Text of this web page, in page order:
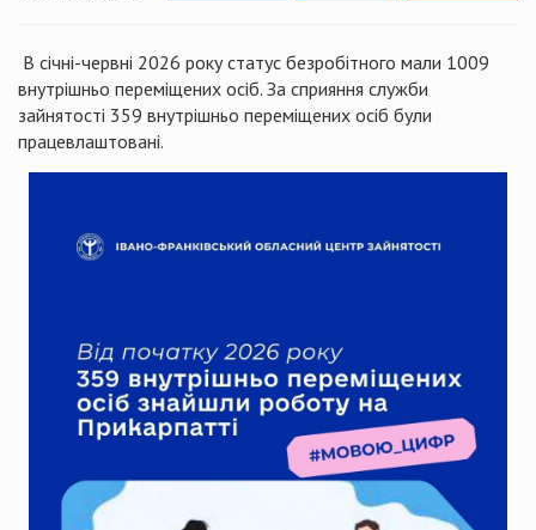
В січні-червні 2026 року статус безробітного мали 1009
внутрішньо переміщених осіб. За сприяння служби
зайнятості 359 внутрішньо переміщених осіб були
працевлаштовані.